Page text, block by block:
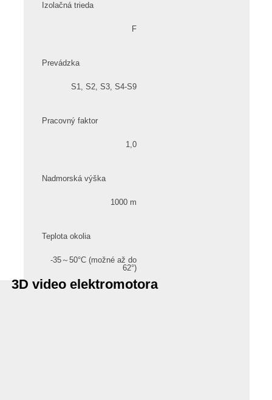
Izolačná trieda
F
Prevádzka
S1, S2, S3, S4-S9
Pracovný faktor
1,0
Nadmorská výška
1000 m
Teplota okolia
-35～50°C (možné až do
62°)
3D video elektromotora